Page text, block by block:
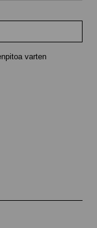
varten